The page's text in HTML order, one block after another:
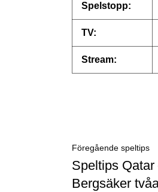
Spelstopp:
TV:
Stream:
Föregående speltips
Speltips
Bergsäker